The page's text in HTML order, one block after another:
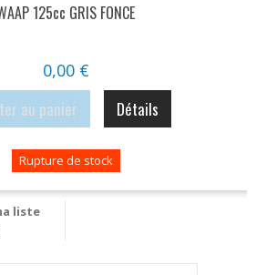
125cc GRIS FONCE
0,00 €
au panier Détails
Rupture de stock
liste